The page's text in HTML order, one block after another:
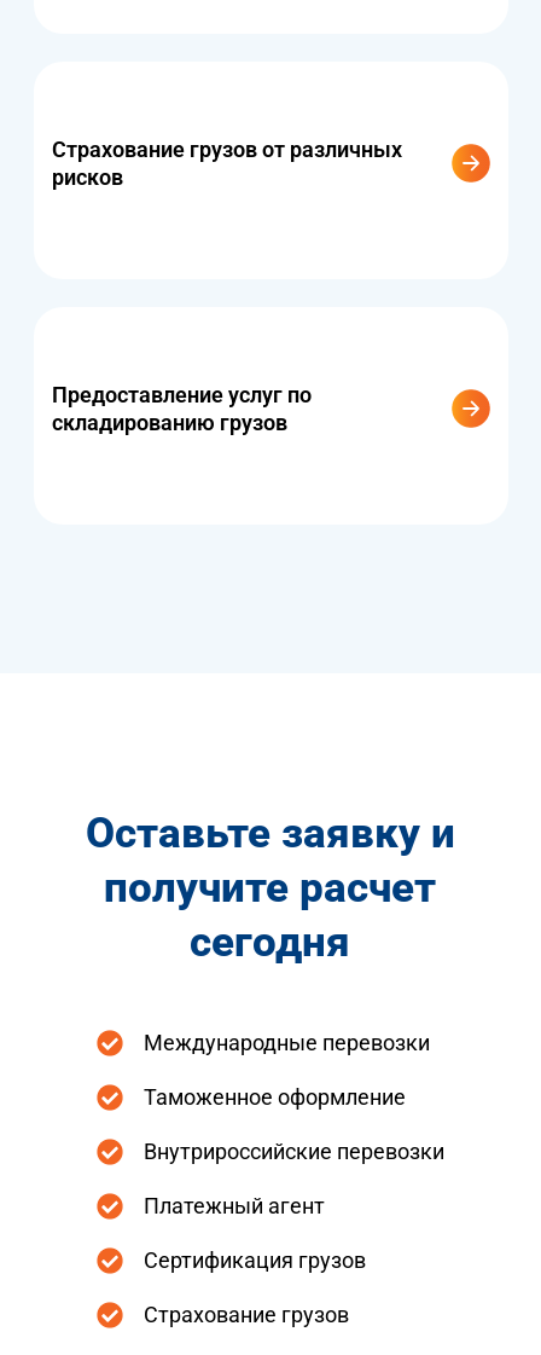
Страхование грузов от различных
рисков
Предоставление услуг по
складированию грузов
Оставьте заявку и
получите расчет
сегодня
Международные перевозки
Таможенное оформление
Внутрироссийские перевозки
Платежный агент
Сертификация грузов
Страхование грузов